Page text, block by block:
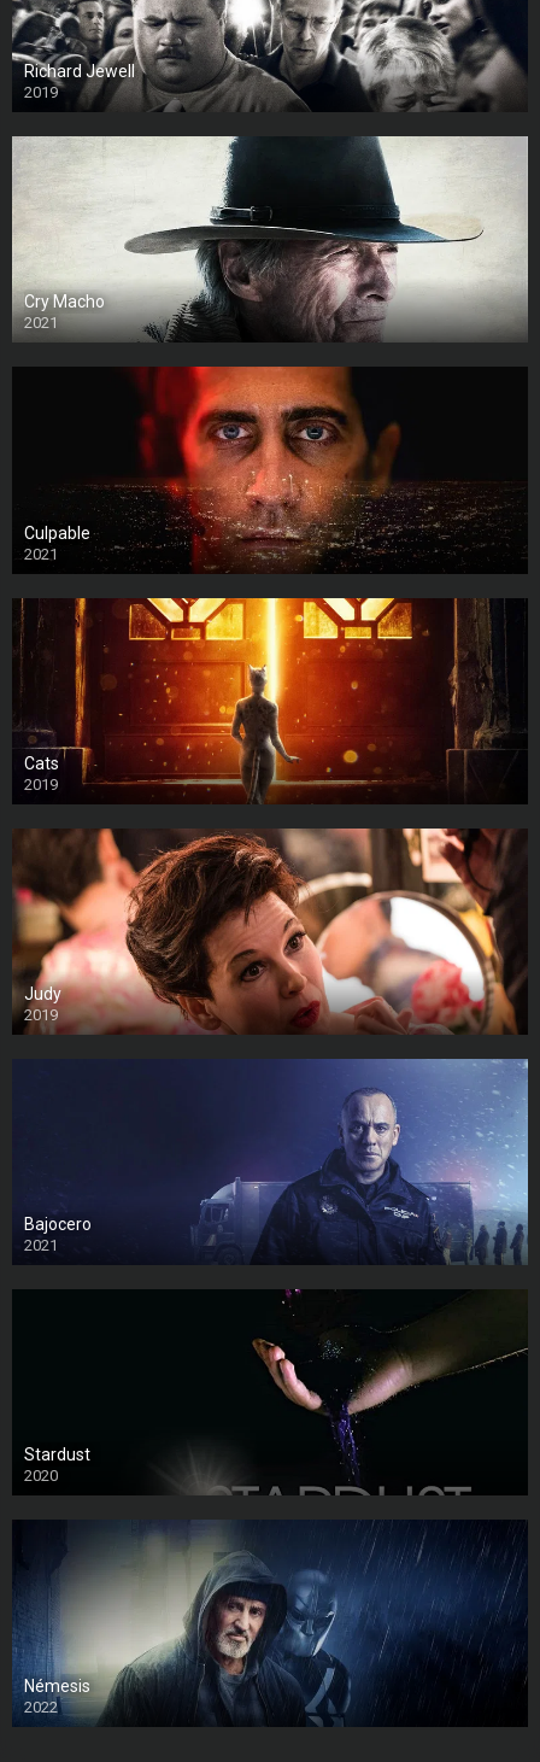
Richard Jewell
2019
Cry Macho
2021
Culpable
2021
Cats
2019
Judy
2019
Bajocero
2021
Stardust
2020
Némesis
2022